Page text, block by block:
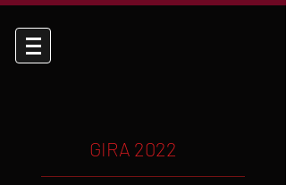
GIRA 2022